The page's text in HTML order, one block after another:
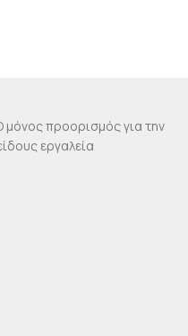
προορισμός για την
εργαλεία